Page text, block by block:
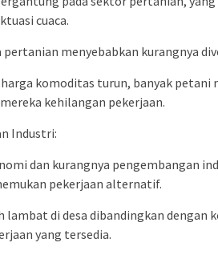
cuaca.
menyebabkan kurangnya
komoditas turun, banyak petani
kehilangan pekerjaan.
Industri:
dan kurangnya pengembangan
pekerjaan alternatif.
di desa dibandingkan dengan
yang tersedia.